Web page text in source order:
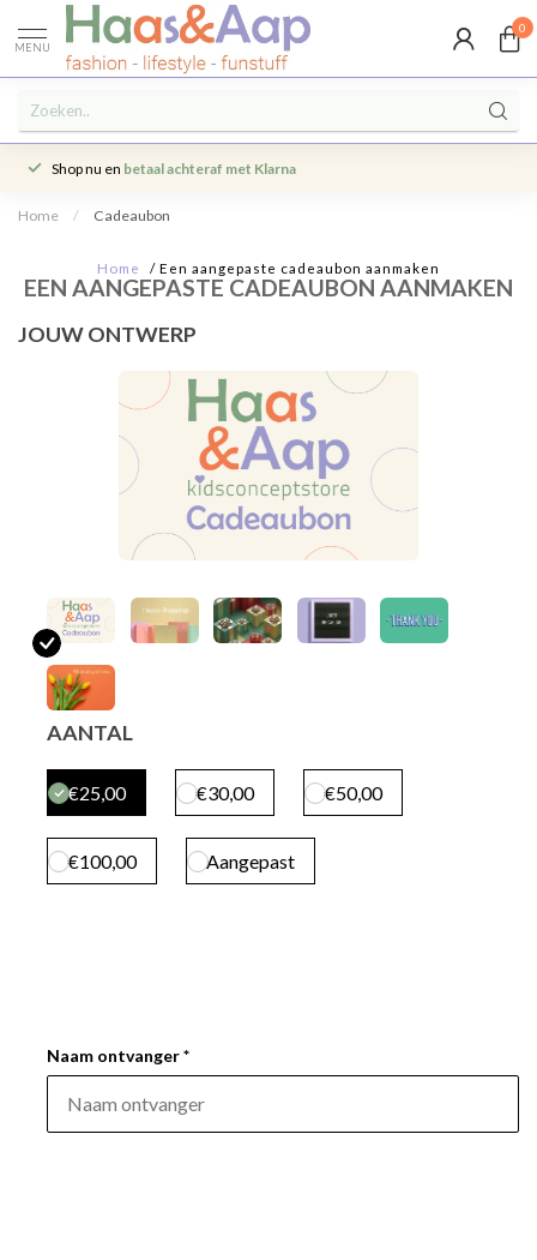
MENU
0
Shop nu en betaal achteraf met Klarna
Home / Cadeaubon
Home / Een aangepaste cadeaubon aanmaken
EEN AANGEPASTE CADEAUBON AANMAKEN
JOUW ONTWERP
AANTAL
€25,00 €30,00 €50,00
€100,00 Aangepast
Naam ontvanger *